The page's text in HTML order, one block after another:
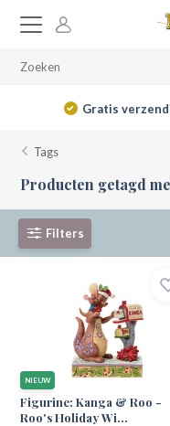
Gratis
Tags
Producten getagd
Filters
NIEUW
Figurine: Kanga & Roo -
Roo's Holiday Wi...